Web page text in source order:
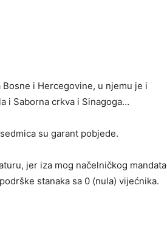
Bosne i Hercegovine, u njemu je i
i Saborna crkva i Sinagoga…
su garant pobjede.
jer iza mog načelničkog mandata
stanaka sa 0 (nula) vijećnika.